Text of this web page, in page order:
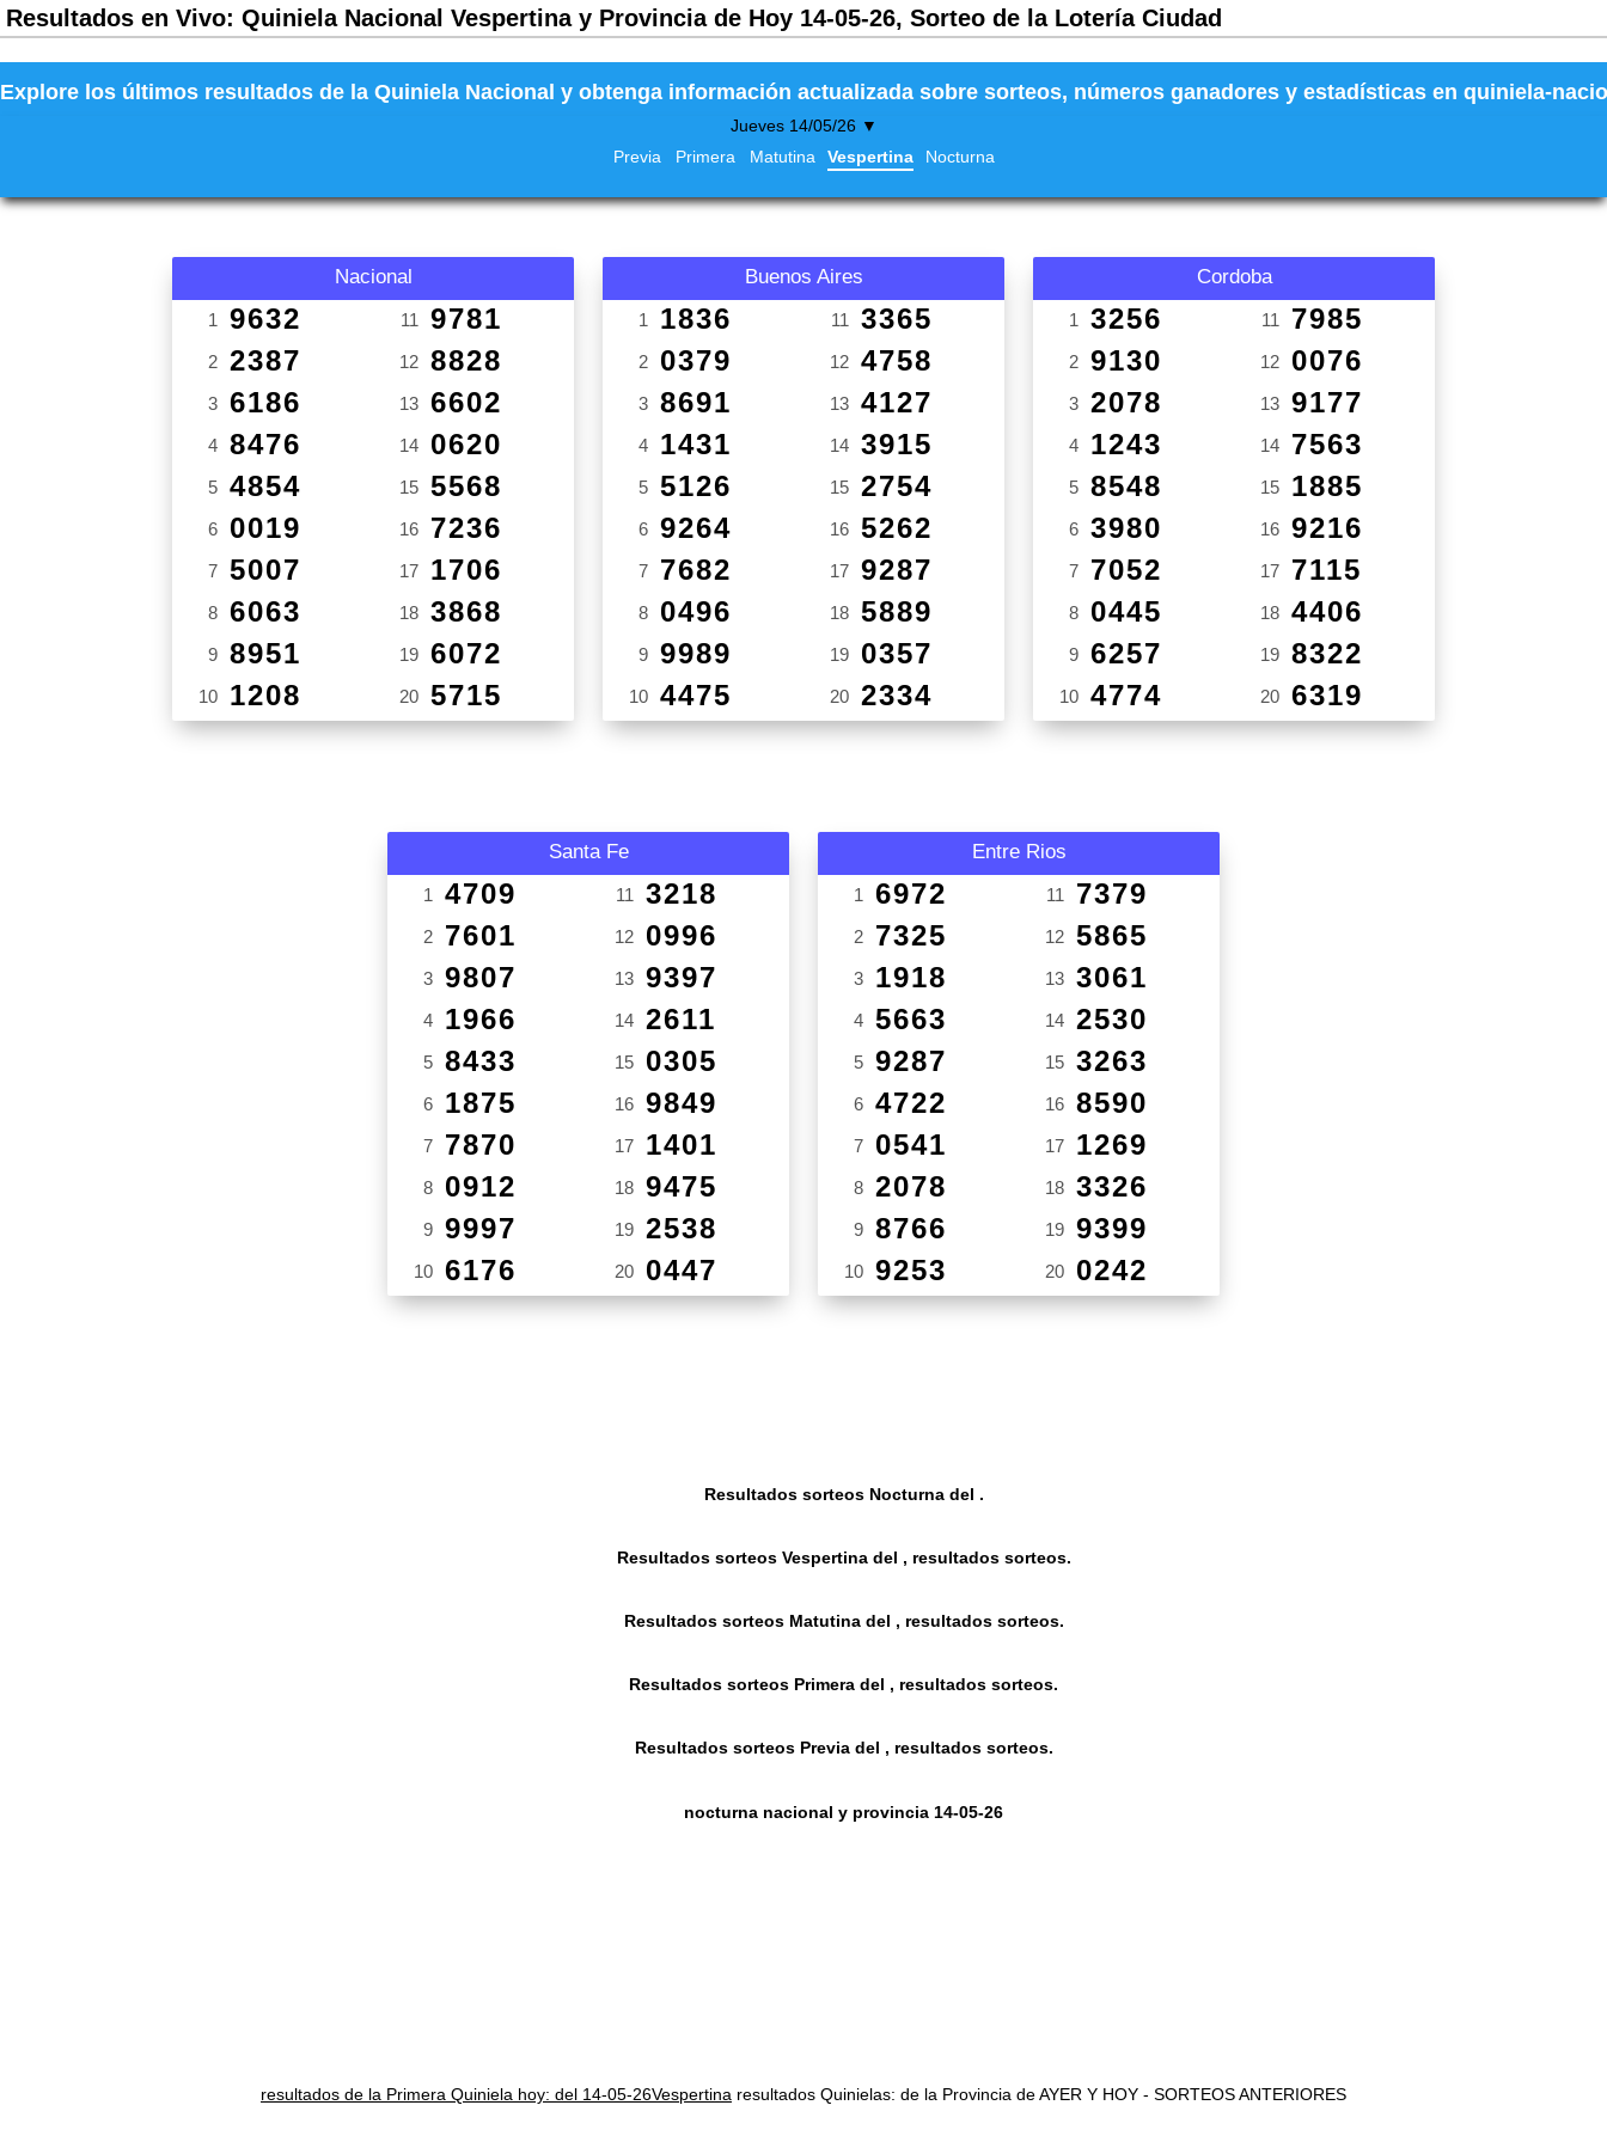
Resultados en Vivo: Quiniela Nacional Vespertina y Provincia de Hoy 14-05-26, Sorteo de la Lotería Ciudad
Explore los últimos resultados de la Quiniela Nacional y obtenga información actualizada sobre sorteos, números ganadores y estadísticas en quiniela-
Jueves 14/05/26 ▼
Previa
Primera Matutina Vespertina Nocturna
Nacional
1 9632
2 2387
3 6186
4 8476
5 4854
6 0019
7 5007
8 6063
9 8951
10 1208
11 9781
12 8828
13 6602
14 0620
15 5568
16 7236
17 1706
18 3868
19 6072
20 5715
Buenos Aires
1 1836
2 0379
3 8691
4 1431
5 5126
6 9264
7 7682
8 0496
9 9989
10 4475
11 3365
12 4758
13 4127
14 3915
15 2754
16 5262
17 9287
18 5889
19 0357
20 2334
Cordoba
1 3256
2 9130
3 2078
4 1243
5 8548
6 3980
7 7052
8 0445
9 6257
10 4774
11 7985
12 0076
13 9177
14 7563
15 1885
16 9216
17 7115
18 4406
19 8322
20 6319
Santa Fe
1 4709
2 7601
3 9807
4 1966
5 8433
6 1875
7 7870
8 0912
9 9997
10 6176
11 3218
12 0996
13 9397
14 2611
15 0305
16 9849
17 1401
18 9475
19 2538
20 0447
Entre Rios
1 6972
2 7325
3 1918
4 5663
5 9287
6 4722
7 0541
8 2078
9 8766
10 9253
11 7379
12 5865
13 3061
14 2530
15 3263
16 8590
17 1269
18 3326
19 9399
20 0242
Resultados sorteos Nocturna del .
Resultados sorteos Vespertina del , resultados sorteos.
Resultados sorteos Matutina del , resultados sorteos.
Resultados sorteos Primera del , resultados sorteos.
Resultados sorteos Previa del , resultados sorteos.
nocturna nacional y provincia 14-05-26
resultados de la Primera Quiniela hoy: del 14-05-26Vespertina resultados Quinielas: de la Provincia de AYER Y HOY - SORTEOS ANTERIORES